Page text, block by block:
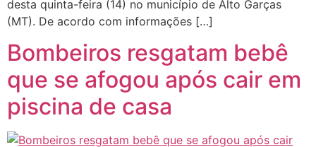
desta quinta-feira (14) no município de Alto Garças
(MT). De acordo com informações […]
Bombeiros resgatam bebê
que se afogou após cair em
piscina de casa